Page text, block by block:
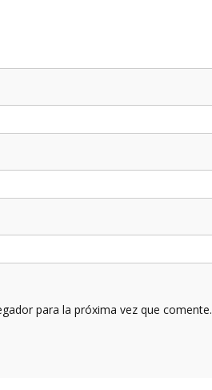
para la próxima vez que comente.